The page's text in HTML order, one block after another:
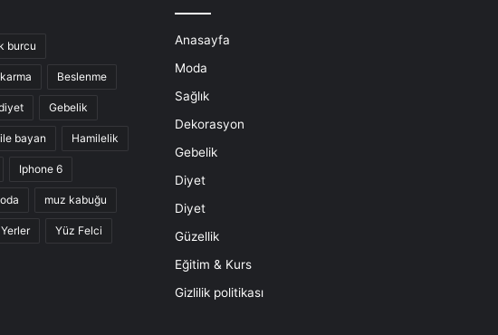
burcu
Beslenme
Gebelik
bayan Hamilelik
Iphone 6
muz kabuğu
Yüz Felci
Anasayfa
Moda
Sağlık
Dekorasyon
Gebelik
Diyet
Diyet
Güzellik
Eğitim & Kurs
Gizlilik politikası